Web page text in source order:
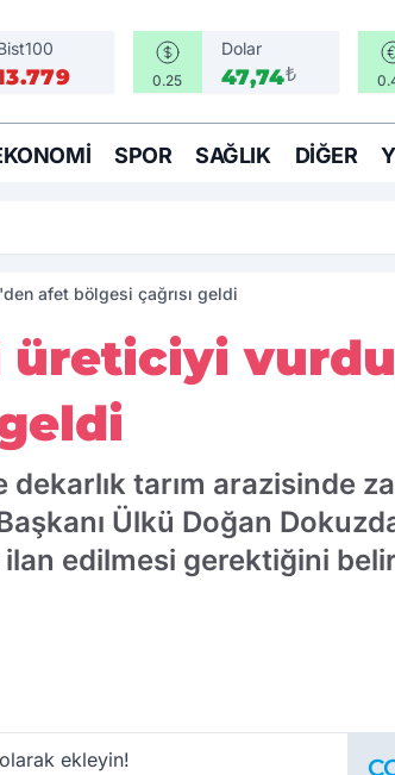
0.25
Dolar
47,74₺
SPOR SAĞLIK DIĞER
afet bölgesi çağrısı geldi
tarım arazisinde
Ülkü Doğan
ilan edilmesi gerektiğini
ekleyin!